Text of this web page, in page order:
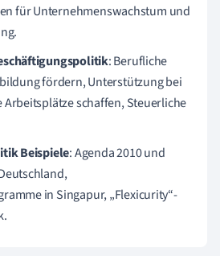
für Unternehmenswachstum und
: Berufliche
fördern, Unterstützung bei
schaffen, Steuerliche
Beispiele: Agenda 2010 und
in Singapur, „Flexicurity“-